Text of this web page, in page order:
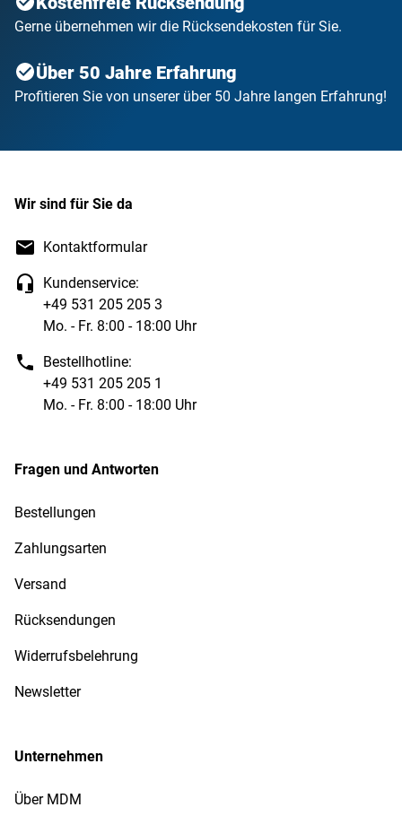
Gerne übernehmen wir die Rücksendekosten für Sie.
Über 50 Jahre Erfahrung
Profitieren Sie von unserer über 50 Jahre langen Erfahrung!
Wir sind für Sie da
Kontaktformular
Kundenservice:
+49 531 205 205 3
Mo. - Fr. 8:00 - 18:00 Uhr
Bestellhotline:
+49 531 205 205 1
Mo. - Fr. 8:00 - 18:00 Uhr
Fragen und Antworten
Bestellungen
Zahlungsarten
Versand
Rücksendungen
Widerrufsbelehrung
Newsletter
Unternehmen
Über MDM